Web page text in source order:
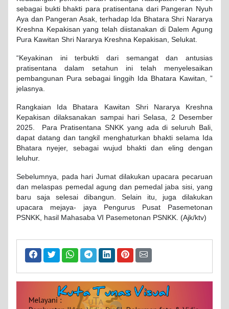
sebagai bukti bhakti para pratisentana dari Pangeran Nyuh
Aya dan Pangeran Asak, terhadap Ida Bhatara Shri Nararya
Kreshna Kepakisan yang telah diistanakan di Dalem Agung
Pura Kawitan Shri Nararya Kreshna Kepakisan, Selukat.
“Keyakinan ini terbukti dari semangat dan antusias
pratisentana dalam setahun ini telah menyelesaikan
pembangunan Pura sebagai linggih Ida Bhatara Kawitan, ”
jelasnya.
Rangkaian Ida Bhatara Kawitan Shri Nararya Kreshna
Kepakisan dilaksanakan sampai hari Selasa, 2 Desember
2025. Para Pratisentana SNKK yang ada di seluruh Bali,
dapat datang dan tangkil menghaturkan bhakti selama Ida
Bhatara nyejer, sebagai wujud bhakti dan eling dengan
leluhur.
Sebelumnya, pada hari Jumat dilakukan upacara pecaruan
dan melaspas pemedal agung dan pemedal jaba sisi, yang
baru saja selesai dibangun. Selain itu, juga dilakukan
upacara mejaya- jaya Pengurus Pusat Pasemetonan
PSNKK, hasil Mahasaba VI Pasemetonan PSNKK. (Ajk/ktv)